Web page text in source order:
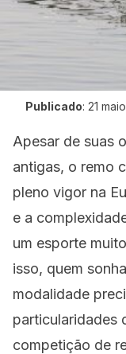
Publicado: 21
Apesar de suas
antigas, o remo
pleno vigor na
e a
um esporte
isso, quem
modalidade
particularidades
competição de